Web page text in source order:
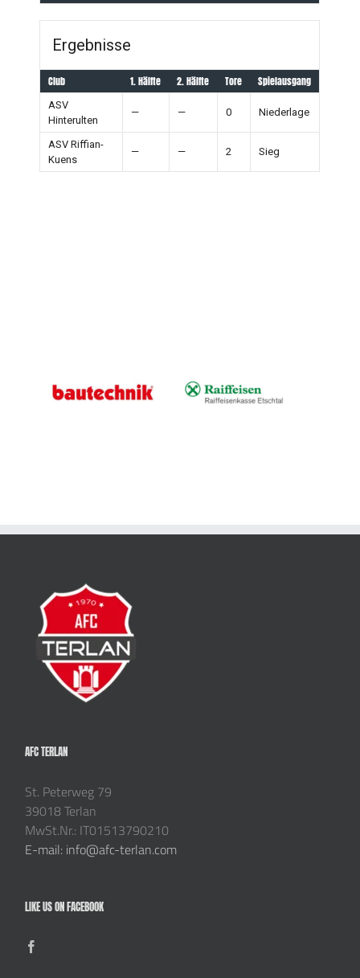
Ergebnisse
Club 1. Hälfte 2. Hälfte Tore Spielausgang
ASV
Hinterulten
— — 0 Niederlage
ASV Riffian-
Kuens
— — 2 Sieg
AFC TERLAN
St. Peterweg 79
39018 Terlan
MwSt.Nr.: IT01513790210
E-mail: info@afc-terlan.com
LIKE US ON FACEBOOK